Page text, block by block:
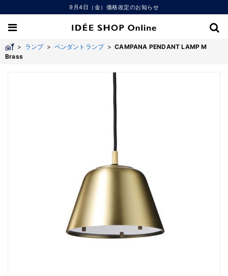
9月4日（金）価格改定のお知らせ
> ランプ> ペンダントランプ>CAMPANA PENDANT LAMP M
Brass